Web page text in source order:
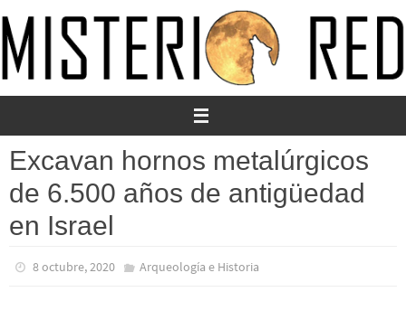
al
contenido
Excavan hornos metalúrgicos
de 6.500 años de antigüedad
en Israel
8 octubre, 2020 Arqueología e Historia